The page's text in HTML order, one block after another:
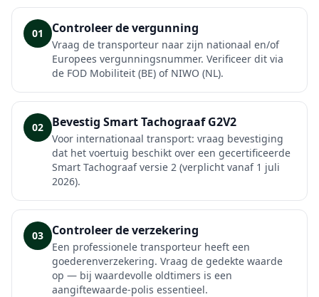
01 Controleer de vergunning
Vraag de transporteur naar zijn nationaal en/of
Europees vergunningsnummer. Verificeer dit via
de FOD Mobiliteit (BE) of NIWO (NL).
02 Bevestig Smart Tachograaf G2V2
Voor internationaal transport: vraag bevestiging
dat het voertuig beschikt over een gecertificeerde
Smart Tachograaf versie 2 (verplicht vanaf 1 juli
2026).
03 Controleer de verzekering
Een professionele transporteur heeft een
goederenverzekering. Vraag de gedekte waarde
op — bij waardevolle oldtimers is een
aangiftewaarde-polis essentieel.